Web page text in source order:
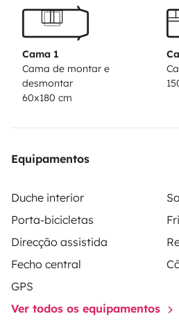
haben unsere Leidenschaft
vorbei und wir schicken Dich in
Cama 1
Cama de montar e
desmontar
60x180 cm
Equipamentos
Duche interior
Porta-bicicletas
Direcção assistida
Fecho central
GPS
Ver todos os equipamentos